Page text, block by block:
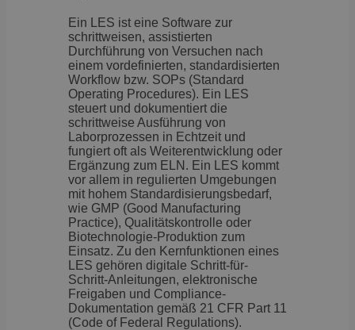
Ein LES ist eine Software zur
schrittweisen, assistierten
Durchführung von Versuchen nach
einem vordefinierten, standardisierten
Workflow bzw. SOPs (Standard
Operating Procedures). Ein LES
steuert und dokumentiert die
schrittweise Ausführung von
Laborprozessen in Echtzeit und
fungiert oft als Weiterentwicklung oder
Ergänzung zum ELN. Ein LES kommt
vor allem in regulierten Umgebungen
mit hohem Standardisierungsbedarf,
wie GMP (Good Manufacturing
Practice), Qualitätskontrolle oder
Biotechnologie-Produktion zum
Einsatz. Zu den Kernfunktionen eines
LES gehören digitale Schritt-für-
Schritt-Anleitungen, elektronische
Freigaben und Compliance-
Dokumentation gemäß 21 CFR Part 11
(Code of Federal Regulations).